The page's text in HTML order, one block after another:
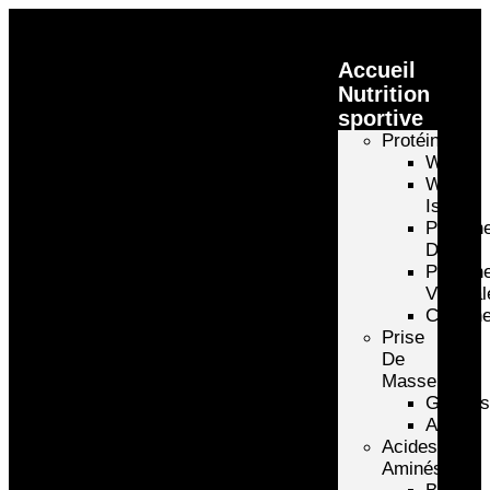
Accueil
Nutrition
sportive
Protéines
Whey
Whey
Isolate
D’oeuf
Prise
De
Masse
Gainers
Autre
Acides
Aminés